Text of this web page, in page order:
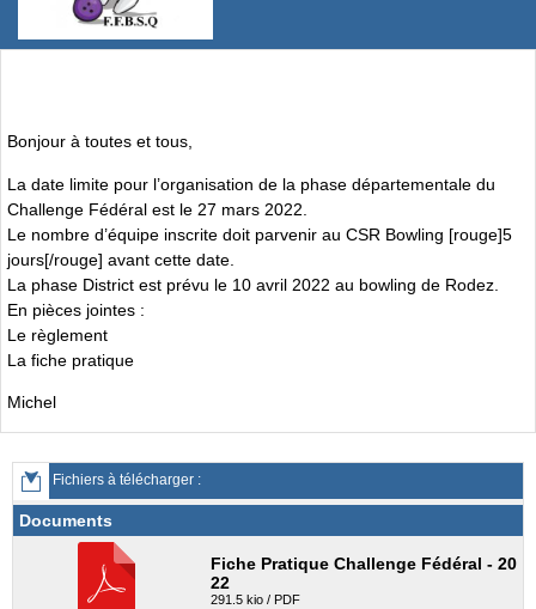
Bonjour à toutes et tous,
La date limite pour l’organisation de la phase départementale du
Challenge Fédéral est le 27 mars 2022.
Le nombre d’équipe inscrite doit parvenir au CSR Bowling [rouge]5
jours[/rouge] avant cette date.
La phase District est prévu le 10 avril 2022 au bowling de Rodez.
En pièces jointes :
Le règlement
La fiche pratique
Michel
Fichiers à télécharger :
Documents
Fiche Pratique Challenge Fédéral - 20
22
291.5 kio / PDF